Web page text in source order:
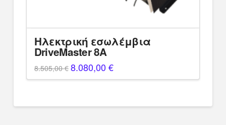
Ηλεκτρική εσωλέμβια
DriveMaster 8A
8.505,00€ Original
price
was:
8.080,00€Η
τρέχουσα
τιμή